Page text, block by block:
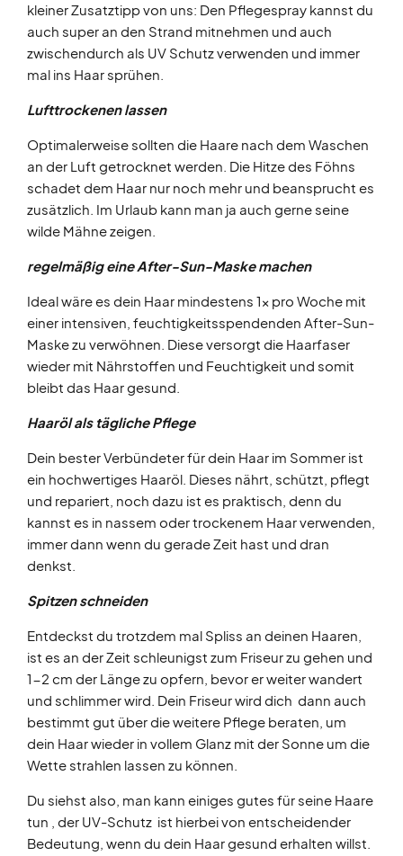
kleiner Zusatztipp von uns: Den Pflegespray kannst du
auch super an den Strand mitnehmen und auch
zwischendurch als UV Schutz verwenden und immer
mal ins Haar sprühen.
Lufttrockenen lassen
Optimalerweise sollten die Haare nach dem Waschen
an der Luft getrocknet werden. Die Hitze des Föhns
schadet dem Haar nur noch mehr und beansprucht es
zusätzlich. Im Urlaub kann man ja auch gerne seine
wilde Mähne zeigen.
regelmäßig eine After-Sun-Maske machen
Ideal wäre es dein Haar mindestens 1x pro Woche mit
einer intensiven, feuchtigkeitsspendenden After-Sun-
Maske zu verwöhnen. Diese versorgt die Haarfaser
wieder mit Nährstoffen und Feuchtigkeit und somit
bleibt das Haar gesund.
Haaröl als tägliche Pflege
Dein bester Verbündeter für dein Haar im Sommer ist
ein hochwertiges Haaröl. Dieses nährt, schützt, pflegt
und repariert, noch dazu ist es praktisch, denn du
kannst es in nassem oder trockenem Haar verwenden,
immer dann wenn du gerade Zeit hast und dran
denkst.
Spitzen schneiden
Entdeckst du trotzdem mal Spliss an deinen Haaren,
ist es an der Zeit schleunigst zum Friseur zu gehen und
1-2 cm der Länge zu opfern, bevor er weiter wandert
und schlimmer wird. Dein Friseur wird dich dann auch
bestimmt gut über die weitere Pflege beraten, um
dein Haar wieder in vollem Glanz mit der Sonne um die
Wette strahlen lassen zu können.
Du siehst also, man kann einiges gutes für seine Haare
tun , der UV-Schutz ist hierbei von entscheidender
Bedeutung, wenn du dein Haar gesund erhalten willst.